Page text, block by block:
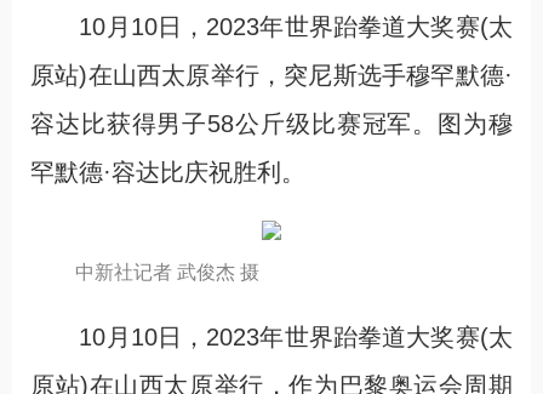
10月10日，2023年世界跆拳道大奖赛(太
原站)在山西太原举行，突尼斯选手穆罕默德·
容达比获得男子58公斤级比赛冠军。图为穆
罕默德·容达比庆祝胜利。
中新社记者 武俊杰 摄
10月10日，2023年世界跆拳道大奖赛(太
原站)在山西太原举行，作为巴黎奥运会周期